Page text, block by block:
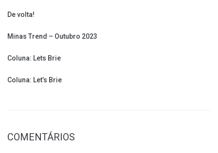
De volta!
Minas Trend – Outubro 2023
Coluna: Lets Brie
Coluna: Let’s Brie
COMENTÁRIOS